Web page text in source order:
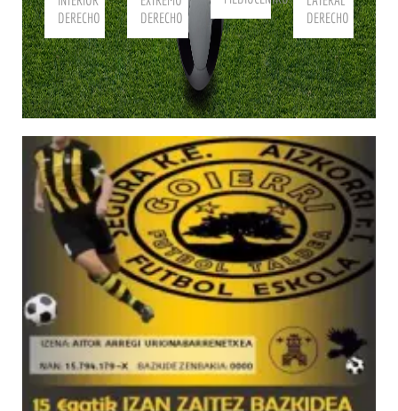
DERECHO
DERECHO
DERECHO